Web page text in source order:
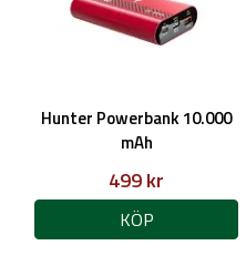
Hunter Powerbank 10.000
mAh
499 kr
KÖP